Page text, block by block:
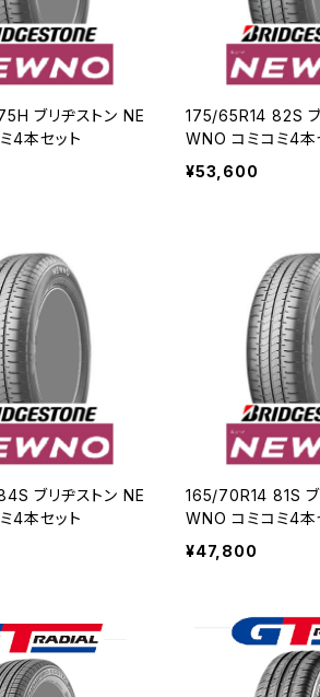
ブリヂストン NE
コミ4本セット
175/65R14 82S ブ
WNO コミコミ4
¥53,600
ブリヂストン NE
コミ4本セット
165/70R14 81S ブ
WNO コミコミ4
¥47,800